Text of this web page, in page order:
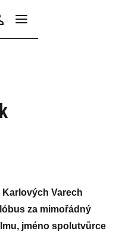
Karlových Varech
za mimořádný
jméno spolutvůrce